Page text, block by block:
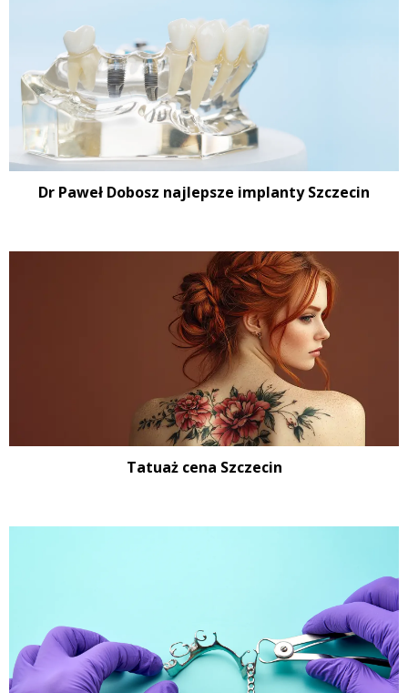
Dr Paweł Dobosz najlepsze implanty Szczecin
Tatuaż cena Szczecin